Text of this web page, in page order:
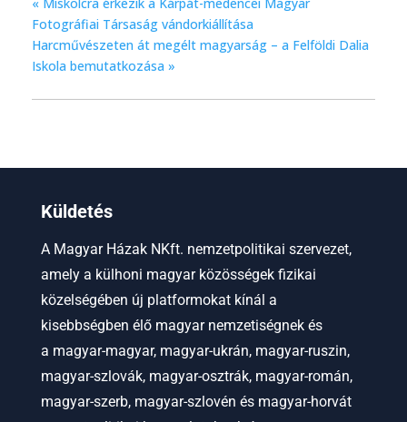
Fotográfiai Társaság vándorkiállítása
Harcművészeten át megélt magyarság – a Felföldi Dalia
Iskola bemutatkozása »
Küldetés
A Magyar Házak NKft. nemzetpolitikai szervezet,
amely a külhoni magyar közösségek fizikai
közelségében új platformokat kínál a
kisebbségben élő magyar nemzetiségnek és
a magyar-magyar, magyar-ukrán, magyar-ruszin,
magyar-szlovák, magyar-osztrák, magyar-román,
magyar-szerb, magyar-szlovén és magyar-horvát